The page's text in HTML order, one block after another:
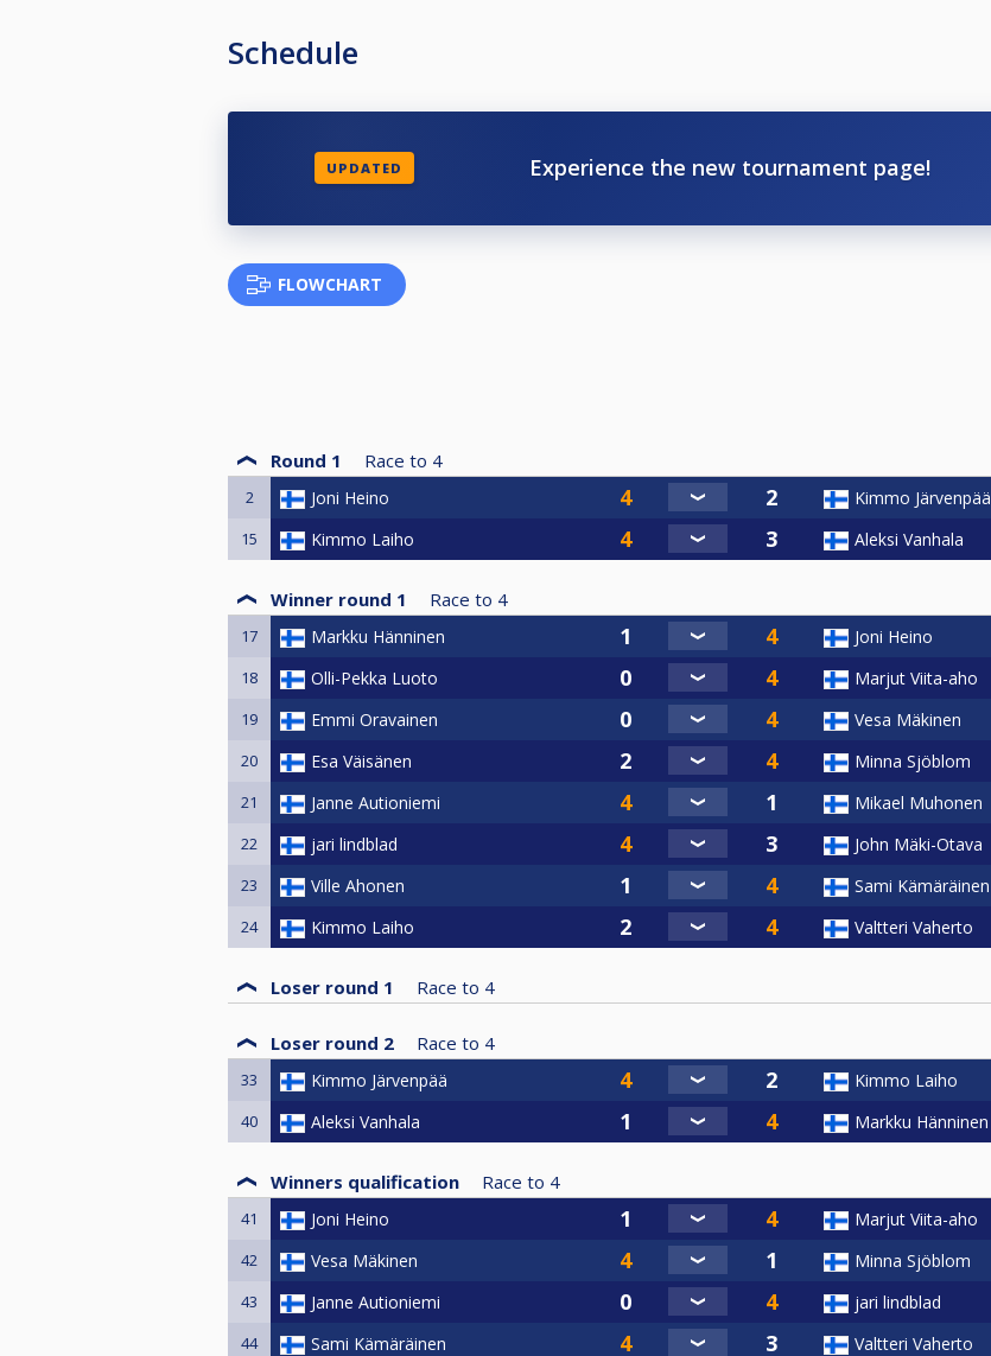
Schedule
UPDATED Experience the new tournament page!
FLOWCHART
Round 1 Race to 4
2 Joni Heino Kimmo Järvenpää
15 Kimmo Laiho Aleksi Vanhala
Winner round 1 Race to 4
17 Markku Hänninen Joni Heino
18 Olli-Pekka Luoto Marjut Viita-aho
19 Emmi Oravainen Vesa Mäkinen
20 Esa Väisänen Minna Sjöblom
21 Janne Autioniemi Mikael Muhonen
22 jari lindblad John Mäki-Otava
23 Ville Ahonen Sami Kämäräinen
24 Kimmo Laiho Valtteri Vaherto
Loser round 1 Race to 4
Loser round 2 Race to 4
33 Kimmo Järvenpää Kimmo Laiho
40 Aleksi Vanhala Markku Hänninen
Winners qualification Race to 4
41 Joni Heino Marjut Viita-aho
42 Vesa Mäkinen Minna Sjöblom
43 Janne Autioniemi jari lindblad
44 Sami Kämäräinen Valtteri Vaherto